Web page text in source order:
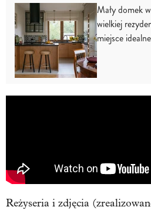
Mały domek
wielkiej
miejsce idealne
Reżyseria i zdjęcia